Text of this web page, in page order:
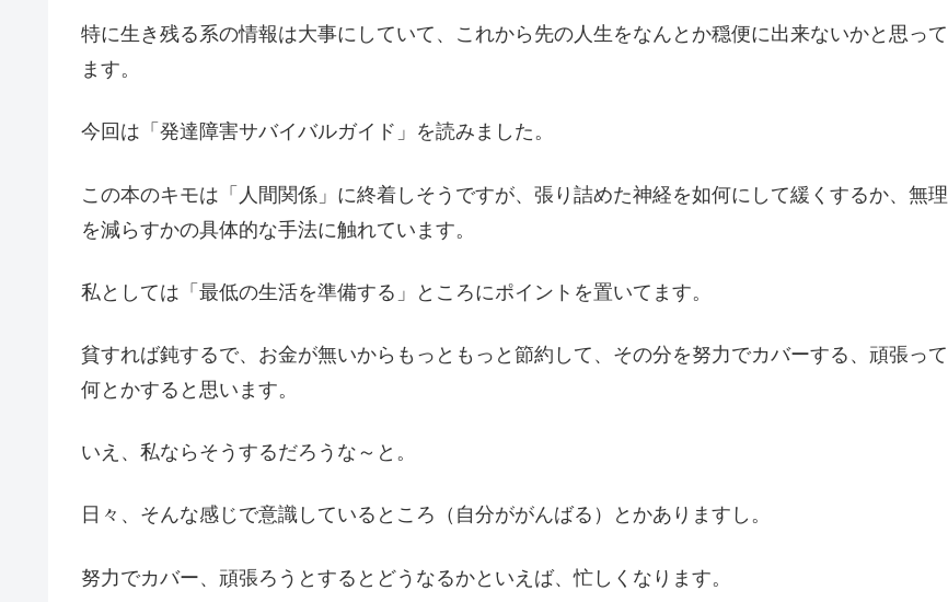
特に生き残る系の情報は大事にしていて、これから先の人生をなんとか穏便に出来ないかと思って
ます。
今回は「発達障害サバイバルガイド」を読みました。
この本のキモは「人間関係」に終着しそうですが、張り詰めた神経を如何にして緩くするか、無理
を減らすかの具体的な手法に触れています。
私としては「最低の生活を準備する」ところにポイントを置いてます。
貧すれば鈍するで、お金が無いからもっともっと節約して、その分を努力でカバーする、頑張って
何とかすると思います。
いえ、私ならそうするだろうな～と。
日々、そんな感じで意識しているところ（自分ががんばる）とかありますし。
努力でカバー、頑張ろうとするとどうなるかといえば、忙しくなります。